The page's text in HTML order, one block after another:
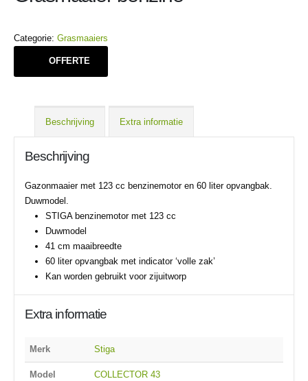
Categorie: Grasmaaiers
OFFERTE
Beschrijving Extra informatie
Beschrijving
Gazonmaaier met 123 cc benzinemotor en 60 liter opvangbak.
Duwmodel.
STIGA benzinemotor met 123 cc
Duwmodel
41 cm maaibreedte
60 liter opvangbak met indicator ‘volle zak’
Kan worden gebruikt voor zijuitworp
Extra informatie
Merk Stiga
Model COLLECTOR 43